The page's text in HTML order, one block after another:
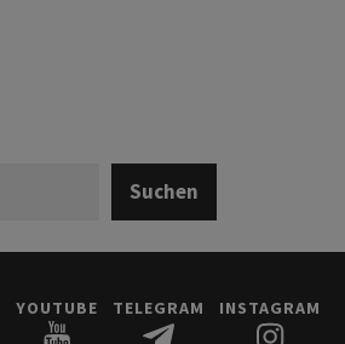
Suchen
YOUTUBE TELEGRAM INSTAGRAM